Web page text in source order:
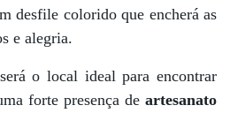
desfile colorido que encherá as
e alegria.
será o local ideal para encontrar
forte presença de artesanato